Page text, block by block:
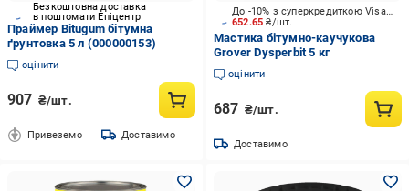
Безкоштовна доставка
в поштомати Епіцентр
Праймер Bitugum бітумна
ґрунтовка 5 л (000000153)
оцінити
907 ₴/шт.
Привеземо Доставимо
652.65₴/шт.
До -10% з суперкредиткою Visa Вигода
Мастика бітумно-каучукова
Grover Dysperbit 5 кг
оцінити
687 ₴/шт.
Доставимо